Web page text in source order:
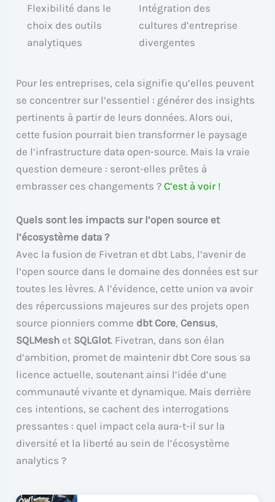
Flexibilité dans le
choix des outils
analytiques
Intégration des
cultures d’entreprise
divergentes
Pour les entreprises, cela signifie qu’elles peuvent
se concentrer sur l’essentiel : générer des insights
pertinents à partir de leurs données. Alors oui,
cette fusion pourrait bien transformer le paysage
de l’infrastructure data open-source. Mais la vraie
question demeure : seront-elles prêtes à
embrasser ces changements ?C’est à voir !
Quels sont les impacts sur l’open source et
l’écosystème data ?
Avec la fusion de Fivetran et dbt Labs, l’avenir de
l’open source dans le domaine des données est sur
toutes les lèvres. A l’évidence, cette union va avoir
des répercussions majeures sur des projets open
source pionniers comme dbt Core, Census,
SQLMesh et SQLGlot. Fivetran, dans son élan
d’ambition, promet de maintenir dbt Core sous sa
licence actuelle, soutenant ainsi l’idée d’une
communauté vivante et dynamique. Mais derrière
ces intentions, se cachent des interrogations
pressantes : quel impact cela aura-t-il sur la
diversité et la liberté au sein de l’écosystème
analytics ?